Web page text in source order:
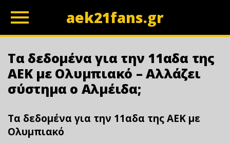
aek21fans.gr
Τα δεδομένα για την 11αδα της
ΑΕΚ με Ολυμπιακό – Αλλάζει
σύστημα ο Αλμέιδα;
Τα δεδομένα για την 11αδα της ΑΕΚ με
Ολυμπιακό